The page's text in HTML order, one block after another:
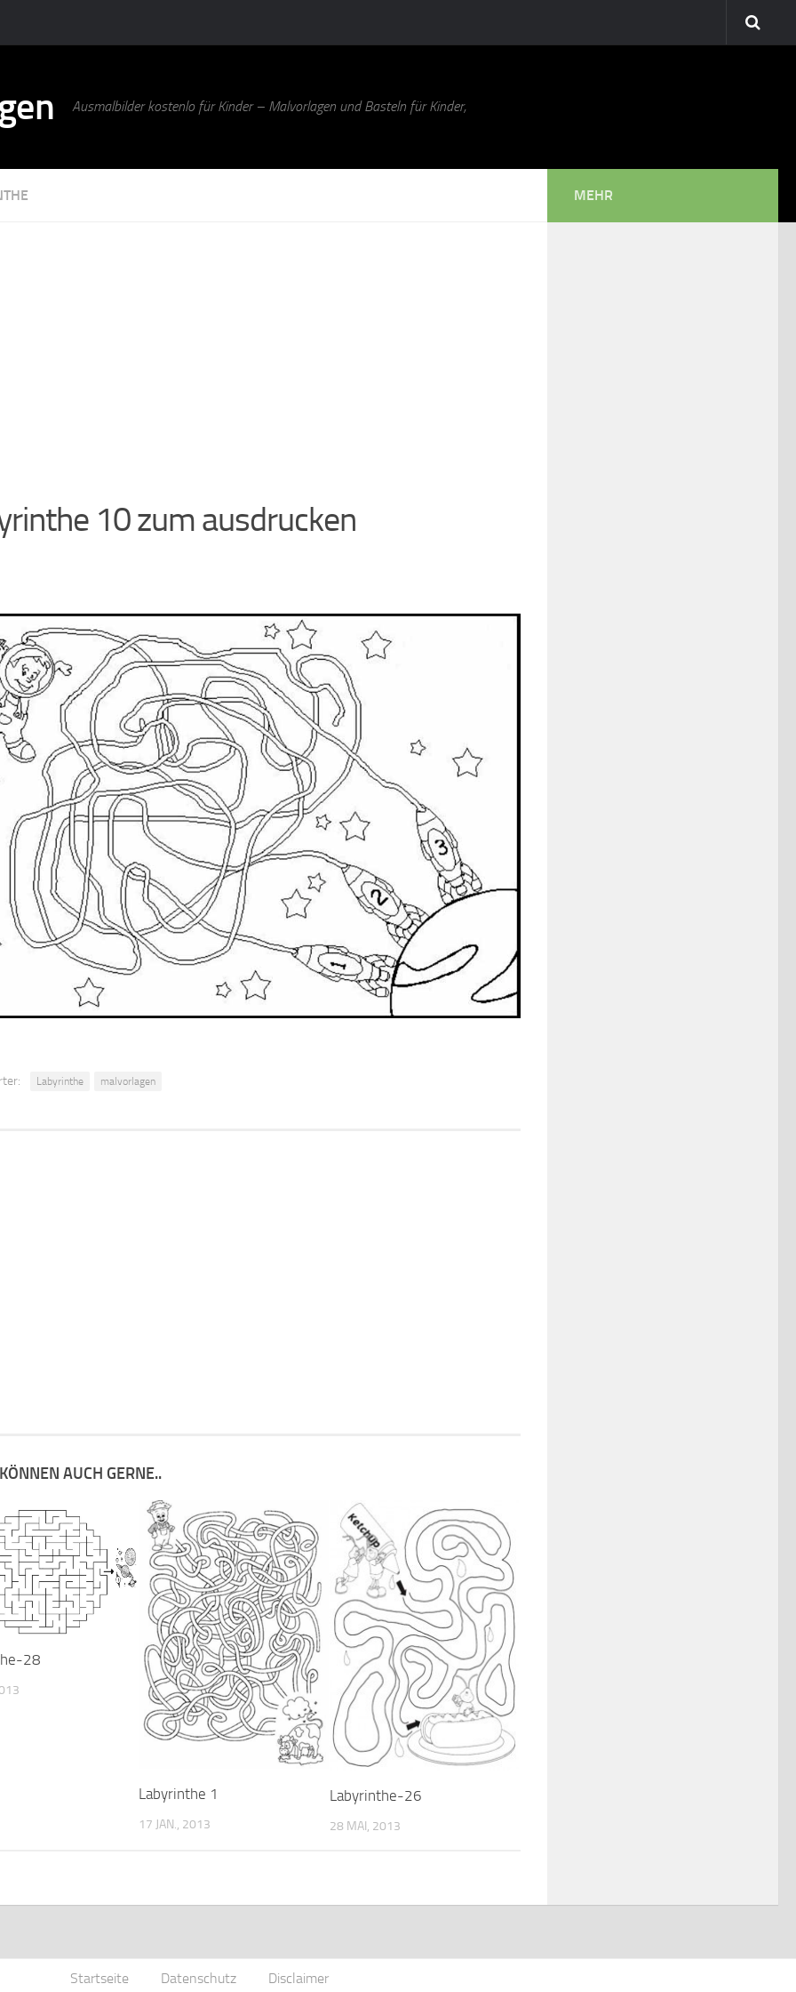
Ausmalbilder kostenlo für Kinder – Malvorlagen und Basteln für Kinder,
10 zum ausdrucken
Labyrinthe malvorlagen
AUCH GERNE..
28
Labyrinthe 1
17 JAN., 2013
Labyrinthe-26
28 MAI, 2013
MEHR
Startseite Datenschutz Disclaimer